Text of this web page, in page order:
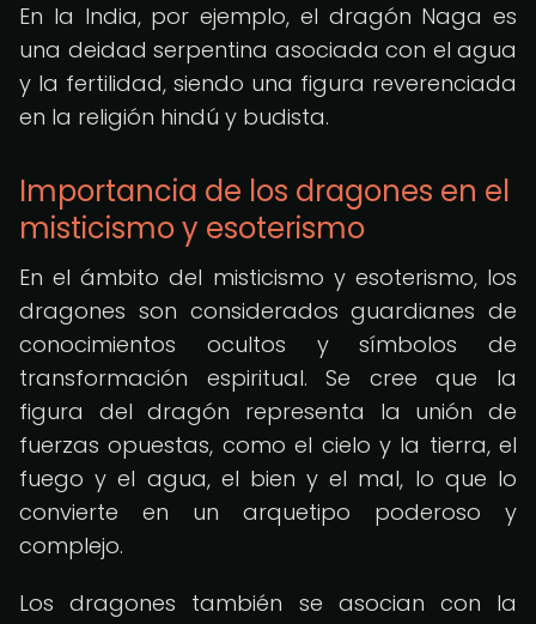
En la India, por ejemplo, el dragón Naga es
una deidad serpentina asociada con el agua
y la fertilidad, siendo una figura reverenciada
en la religión hindú y budista.
Importancia de los dragones en el
misticismo y esoterismo
En el ámbito del misticismo y esoterismo, los
dragones son considerados guardianes de
conocimientos ocultos y símbolos de
transformación espiritual. Se cree que la
figura del dragón representa la unión de
fuerzas opuestas, como el cielo y la tierra, el
fuego y el agua, el bien y el mal, lo que lo
convierte en un arquetipo poderoso y
complejo.
Los dragones también se asocian con la